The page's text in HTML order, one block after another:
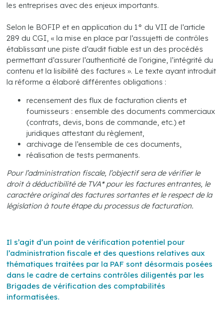
les entreprises avec des enjeux importants.
Selon le BOFIP et en application du 1° du VII de l’article
289 du CGI, « la mise en place par l’assujetti de contrôles
établissant une piste d’audit fiable est un des procédés
permettant d’assurer l’authenticité de l’origine, l’intégrité du
contenu et la lisibilité des factures ». Le texte ayant introduit
la réforme a élaboré différentes obligations :
recensement des flux de facturation clients et
fournisseurs : ensemble des documents commerciaux
(contrats, devis, bons de commande, etc.) et
juridiques attestant du règlement,
archivage de l’ensemble de ces documents,
réalisation de tests permanents.
Pour l’administration fiscale, l’objectif sera de vérifier le
droit à déductibilité de TVA*pour les factures entrantes, le
caractère original des factures sortantes et le respect de la
législation à toute étape du processus de facturation.
Il s’agit d’un point de vérification potentiel pour
l’administration fiscale et des questions relatives aux
thématiques traitées par la PAF sont désormais posées
dans le cadre de certains contrôles diligentés par les
Brigades de vérification des comptabilités
informatisées.